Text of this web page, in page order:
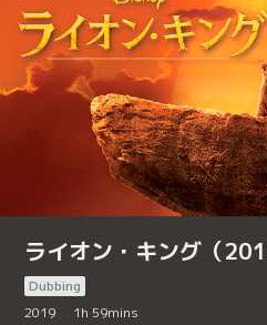
ライオン・キング（
Dubbing
2019
1h 59mins